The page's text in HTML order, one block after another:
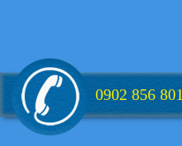
0902 856